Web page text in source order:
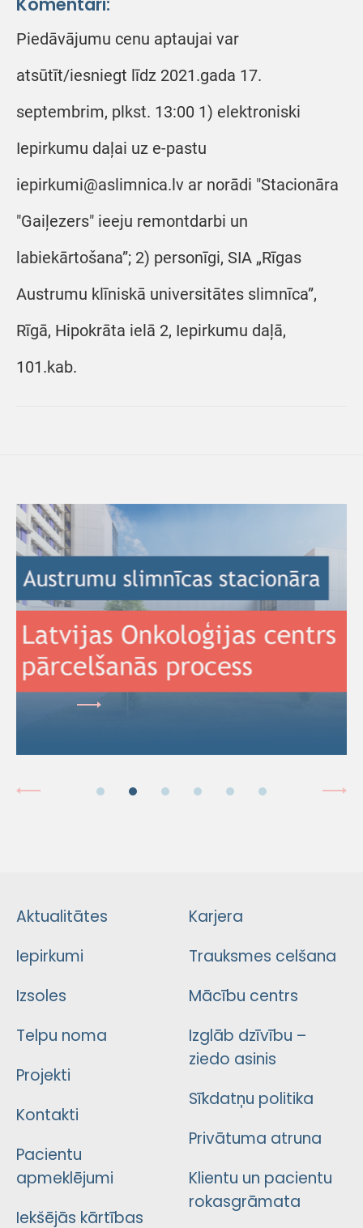
Komentāri:
Piedāvājumu cenu aptaujai var
atsūtīt/iesniegt līdz 2021.gada 17.
septembrim, plkst. 13:00 1) elektroniski
Iepirkumu daļai uz e-pastu
iepirkumi@aslimnica.lv ar norādi "Stacionāra
"Gaiļezers" ieeju remontdarbi un
labiekārtošana”; 2) personīgi, SIA „Rīgas
Austrumu klīniskā universitātes slimnīca”,
Rīgā, Hipokrāta ielā 2, Iepirkumu daļā,
101.kab.
Aktualitātes
Iepirkumi
Izsoles
Telpu noma
Projekti
Kontakti
Pacientu
apmeklējumi
Iekšējās kārtības
Karjera
Trauksmes celšana
Mācību centrs
Izglāb dzīvību –
ziedo asinis
Sīkdatņu politika
Privātuma atruna
Klientu un pacientu
rokasgrāmata